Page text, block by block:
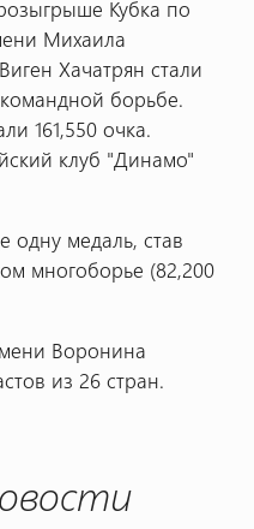
Кубка по
Михаила
Хачатрян стали
борьбе.
161,550 очка.
клуб "Динамо"
одну медаль, став
многоборье (82,200
Воронина
из 26 стран.